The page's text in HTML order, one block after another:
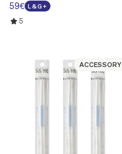
59€ L&G+
5
ACCESSORY
ACCESSORY